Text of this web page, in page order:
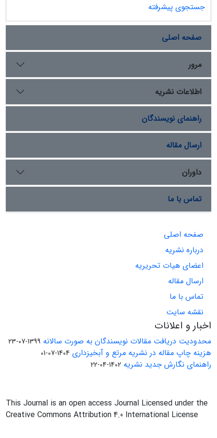
جستجوی پیشرفته
صفحه اصلی
مرور
اطلاعات نشریه
راهنمای نویسندگان
ارسال مقاله
داوران
تماس با ما
صفحه اصلی
درباره نشریه
اعضای هیات تحریریه
ارسال مقاله
تماس با ما
نقشه سایت
اخبار و اعلانات
محدودیت دریافت مقالات نویسندگان به صورت سالانه 1399-07-23
هزینه چاپ مقاله در نشریه مرتع و آبخیزداری 1404-07-01
راهنمای نگارش جدید نشریه 1402-04-22
This Journal is an open access Journal Licensed under the
Creative Commons Attribution 4.0 International License